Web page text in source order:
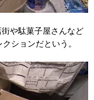
や駄菓子屋さんなど
ションだという。